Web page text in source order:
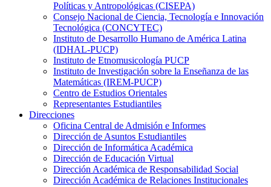
Políticas y Antropológicas (CISEPA)
Consejo Nacional de Ciencia, Tecnología e Innovación
Tecnológica (CONCYTEC)
Instituto de Desarrollo Humano de América Latina
(IDHAL-PUCP)
Instituto de Etnomusicología PUCP
Instituto de Investigación sobre la Enseñanza de las
Matemáticas (IREM-PUCP)
Centro de Estudios Orientales
Representantes Estudiantiles
Direcciones
Oficina Central de Admisión e Informes
Dirección de Asuntos Estudiantiles
Dirección de Informática Académica
Dirección de Educación Virtual
Dirección Académica de Responsabilidad Social
Dirección Académica de Relaciones Institucionales